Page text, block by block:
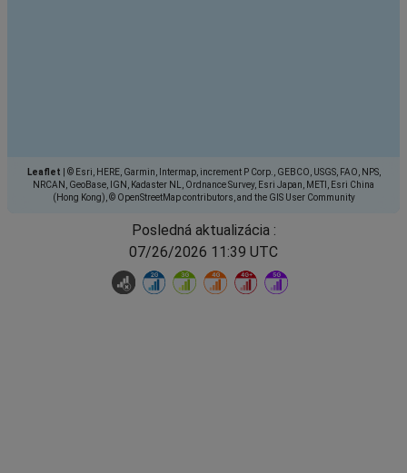
Leaflet
© Esri, HERE, Garmin, Intermap, increment P Corp., GEBCO, USGS, FAO, NPS,
NRCAN, GeoBase, IGN, Kadaster NL, Ordnance Survey, Esri Japan, METI, Esri China
(Hong Kong), © OpenStreetMap contributors, and the GIS User Community
Posledná aktualizácia :
07/26/2026 11:39 UTC